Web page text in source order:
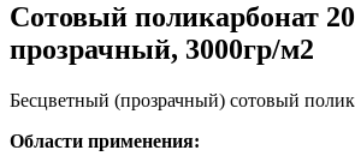
Сотовый поликарбонат
прозрачный, 3000гр/м2
Бесцветный (прозрачный) сотовый
Области применения: